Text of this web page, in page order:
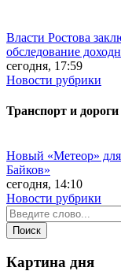
Власти Ростова
обследование
сегодня, 17:59
Новости рубрики
Транспорт и дороги
Новый «Метеор» для
Байков»
сегодня, 14:10
Новости рубрики
Картина дня